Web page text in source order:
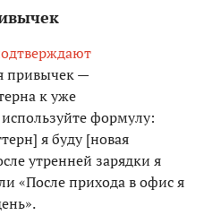
привычек —
к уже
формулу:
я буду [новая
утренней зарядки я
«После прихода в офис я